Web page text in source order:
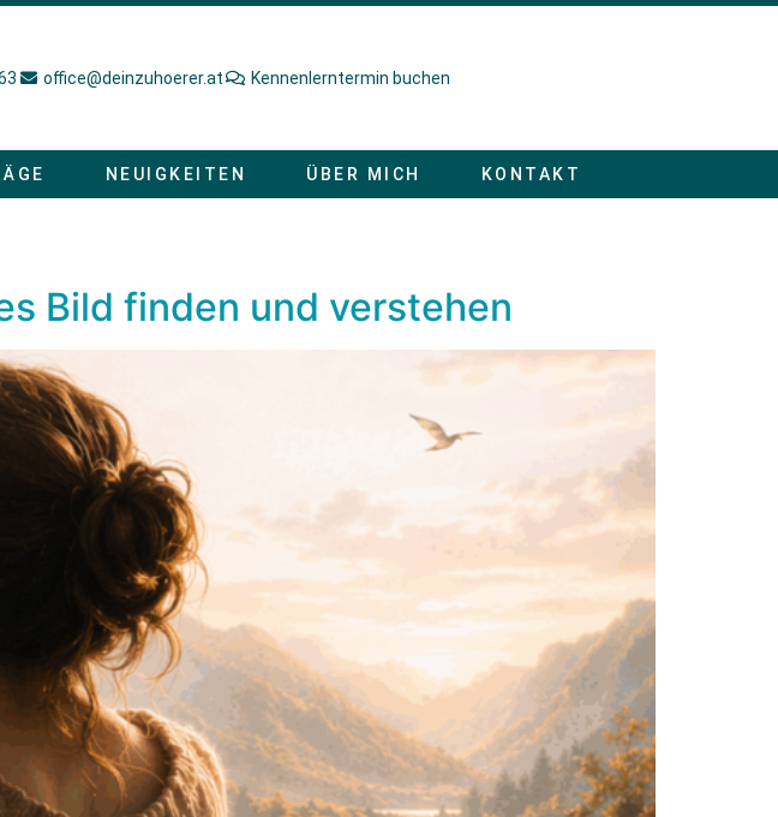
office@deinzuhoerer.at Kennenlerntermin buchen
NEUIGKEITEN ÜBER MICH KONTAKT
Bild finden und verstehen